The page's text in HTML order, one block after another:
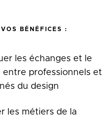
BÉNÉFICES :
les échanges et le
entre professionnels et
du design
les métiers de la